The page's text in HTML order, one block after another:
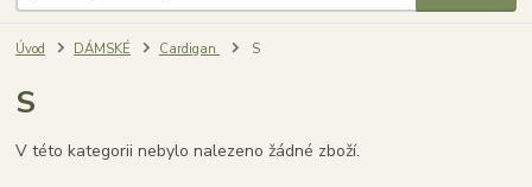
Úvod DÁMSKÉ Cardigan S
S
V této kategorii nebylo nalezeno žádné zboží.